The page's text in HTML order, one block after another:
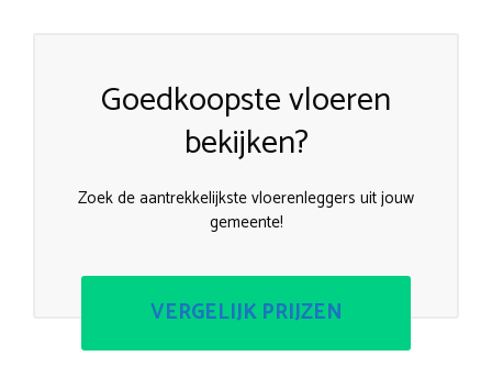
Goedkoopste vloeren
bekijken?
Zoek de aantrekkelijkste vloerenleggers uit jouw
gemeente!
VERGELIJK PRIJZEN